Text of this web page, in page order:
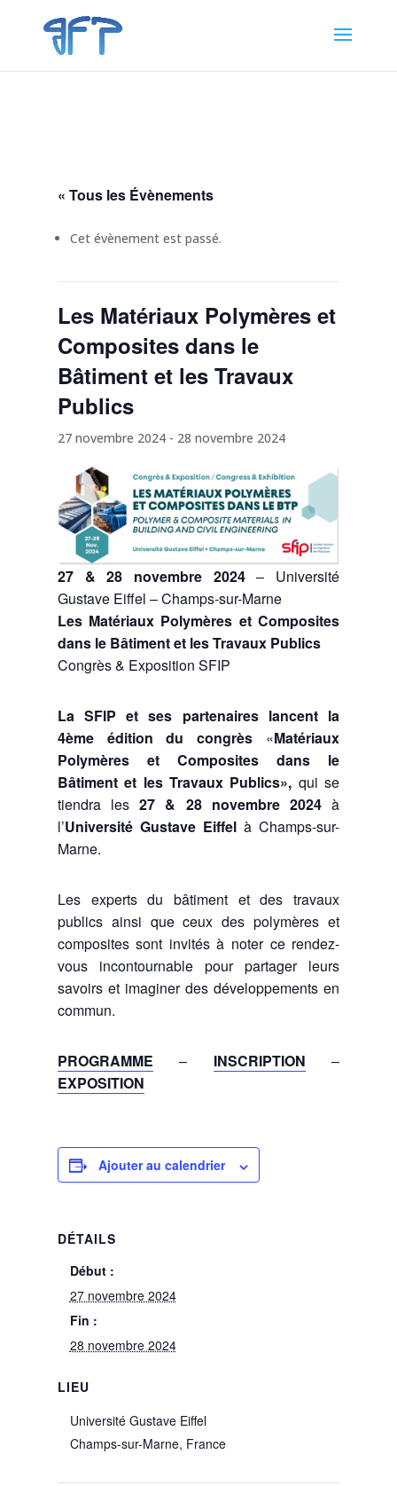
« Tous les Évènements
Cet évènement est passé.
Les Matériaux Polymères et
Composites dans le
Bâtiment et les Travaux
Publics
27 novembre 2024- 28 novembre 2024
27 & 28 novembre 2024– Université
Gustave Eiffel – Champs-sur-Marne
Les Matériaux Polymères et Composites
dans le Bâtiment et les Travaux Publics
Congrès & Exposition SFIP
La SFIP et ses partenaires lancent la
4ème édition du congrès «Matériaux
Polymères et Composites dans le
Bâtiment et les Travaux Publics», qui se
tiendra les 27 & 28 novembre 2024à
l’Université Gustave Eiffelà Champs-sur-
Marne.
Les experts du bâtiment et des travaux
publics ainsi que ceux des polymères et
composites sont invités à noter ce rendez-
vous incontournable pour partager leurs
savoirs et imaginer des développements en
commun.
PROGRAMME – INSCRIPTION –
EXPOSITION
Ajouter au calendrier
DÉTAILS
Début :
27 novembre 2024
Fin :
28 novembre 2024
LIEU
Université Gustave Eiffel
Champs-sur-Marne, France